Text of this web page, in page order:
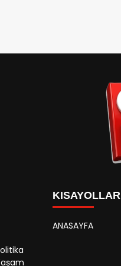
KISAYOLLAR
ANASAYFA